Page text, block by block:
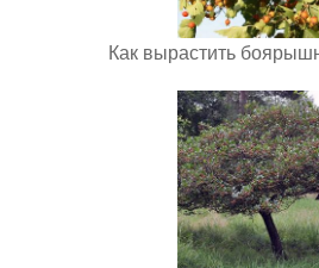
Как вырастить